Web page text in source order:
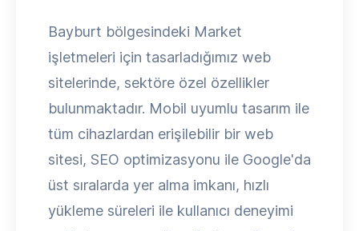
Bayburt bölgesindeki Market
işletmeleri için tasarladığımız web
sitelerinde, sektöre özel özellikler
bulunmaktadır. Mobil uyumlu tasarım ile
tüm cihazlardan erişilebilir bir web
sitesi, SEO optimizasyonu ile Google'da
üst sıralarda yer alma imkanı, hızlı
yükleme süreleri ile kullanıcı deneyimi